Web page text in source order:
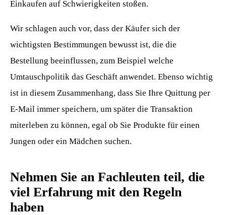
Einkaufen auf Schwierigkeiten stoßen.
Wir schlagen auch vor, dass der Käufer sich der
wichtigsten Bestimmungen bewusst ist, die die
Bestellung beeinflussen, zum Beispiel welche
Umtauschpolitik das Geschäft anwendet. Ebenso wichtig
ist in diesem Zusammenhang, dass Sie Ihre Quittung per
E-Mail immer speichern, um später die Transaktion
miterleben zu können, egal ob Sie Produkte für einen
Jungen oder ein Mädchen suchen.
Nehmen Sie an Fachleuten teil, die
viel Erfahrung mit den Regeln
haben